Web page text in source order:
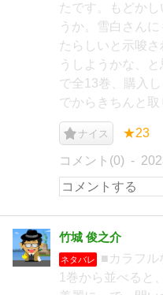
たです。もどか
うか。雪白さん
たらしいと示唆
うしようかな、
で全13巻、購入
でからきちんと取
ナイス ★23
コメント(0)
竹城 俊之介
ネタバレ
■カラフル
1巻から並べると